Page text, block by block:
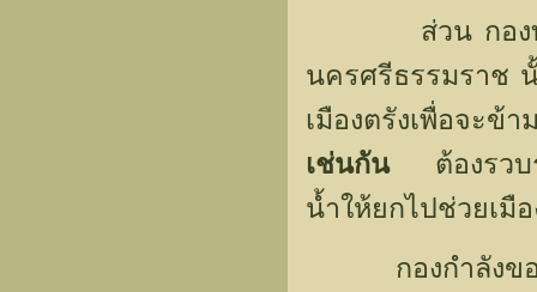
ส่วน กองทัพเจ้
นครศรีธรรมรา
เมืองตรังเพื่อจะข้า
เช่นกันต้องรวบรว
น้ำให้ยกไปช่วยเมื
กองกำลังของพ